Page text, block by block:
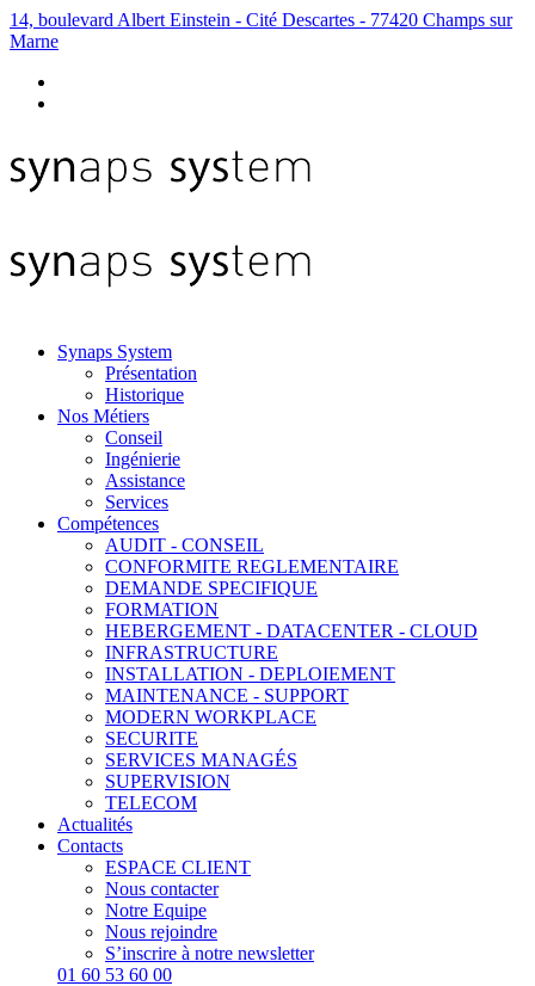
14, boulevard Albert Einstein - Cité Descartes - 77420 Champs sur
Marne
Synaps System
Présentation
Historique
Nos Métiers
Conseil
Ingénierie
Assistance
Services
Compétences
AUDIT - CONSEIL
CONFORMITE REGLEMENTAIRE
DEMANDE SPECIFIQUE
FORMATION
HEBERGEMENT - DATACENTER - CLOUD
INFRASTRUCTURE
INSTALLATION - DEPLOIEMENT
MAINTENANCE - SUPPORT
MODERN WORKPLACE
SECURITE
SERVICES MANAGÉS
SUPERVISION
TELECOM
Actualités
Contacts
ESPACE CLIENT
Nous contacter
Notre Equipe
Nous rejoindre
S’inscrire à notre newsletter
01 60 53 60 00